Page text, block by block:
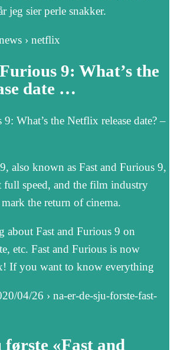
sier perle snakker.
› netflix
9: What’s the
date …
What’s the Netflix release date? –
also known as Fast and Furious 9,
full speed, and the film industry
the return of cinema.
about Fast and Furious 9 on
etc. Fast and Furious is now
If you want to know everything
04/26 › na-er-de-sju-forste-fast-
første «Fast and